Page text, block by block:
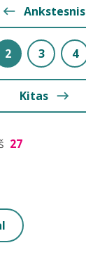
Ankstesnis
2 3 4
Kitas
27